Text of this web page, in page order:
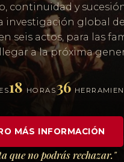
continuidad y
investigación global
seis actos, para las
a la próxima
18 HORAS36
MÁS INFORMACIÓN
que no podrás rechazar."